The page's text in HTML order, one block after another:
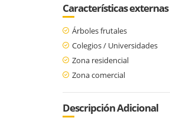
Características externas
Árboles frutales
Colegios / Universidades
Zona residencial
Zona comercial
Descripción Adicional